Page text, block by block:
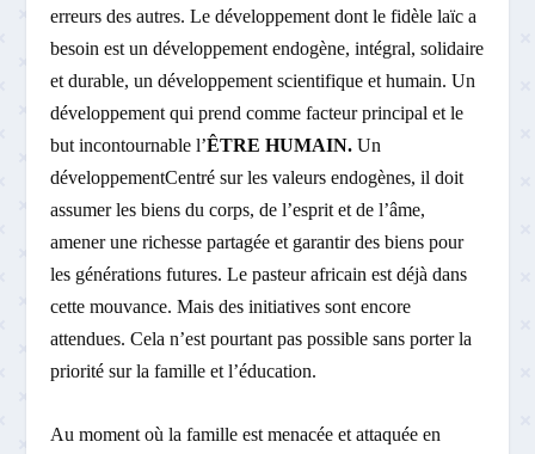
erreurs des autres. Le développement dont le fidèle laïc a
besoin est un développement endogène, intégral, solidaire
et durable, un développement scientifique et humain. Un
développement qui prend comme facteur principal et le
but incontournable l’ÊTRE HUMAIN.Un
développementCentré sur les valeurs endogènes, il doit
assumer les biens du corps, de l’esprit et de l’âme,
amener une richesse partagée et garantir des biens pour
les générations futures. Le pasteur africain est déjà dans
cette mouvance. Mais des initiatives sont encore
attendues. Cela n’est pourtant pas possible sans porter la
priorité sur la famille et l’éducation.
Au moment où la famille est menacée et attaquée en